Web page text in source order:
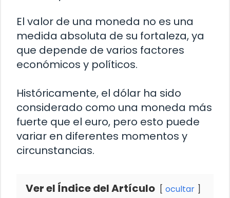
El valor de una moneda no es una
medida absoluta de su fortaleza, ya
que depende de varios factores
económicos y políticos.
Históricamente, el dólar ha sido
considerado como una moneda más
fuerte que el euro, pero esto puede
variar en diferentes momentos y
circunstancias.
Ver el Índice del Artículo ocultar